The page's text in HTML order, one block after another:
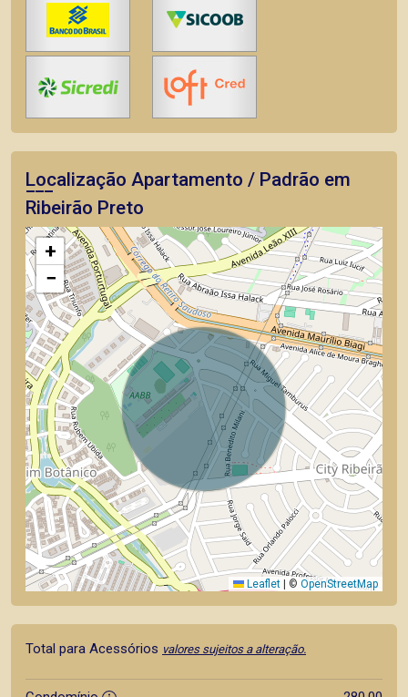
Localização Apartamento / Padrão em
Ribeirão Preto
+
−
Leaflet | © OpenStreetMap
Total para Acessórios valores sujeitos a alteração.